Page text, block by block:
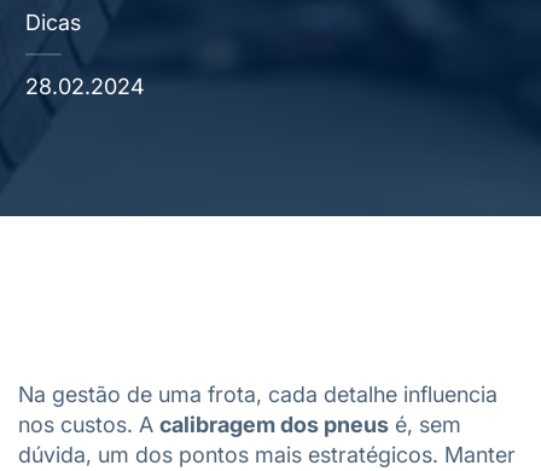
Dicas
28.02.2024
Na gestão de uma frota, cada detalhe influencia
nos custos. A calibragem dos pneus é, sem
dúvida, um dos pontos mais estratégicos. Manter